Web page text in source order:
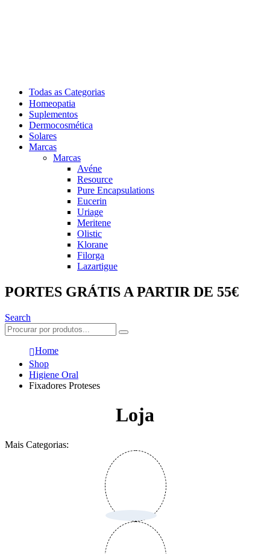
Todas as Categorias
Homeopatia
Suplementos
Dermocosmética
Solares
Marcas
Marcas
Avéne
Resource
Pure Encapsulations
Eucerin
Uriage
Meritene
Olistic
Klorane
Filorga
Lazartigue
PORTES GRÁTIS A PARTIR DE 55€
Search
Home
Shop
Higiene Oral
Fixadores Proteses
Loja
Mais Categorias: